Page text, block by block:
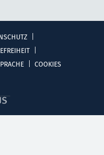
COOKIES